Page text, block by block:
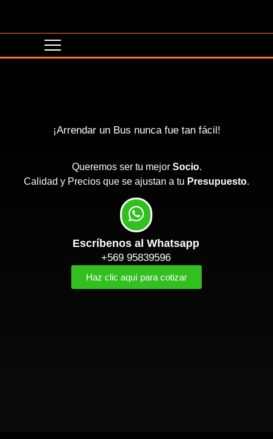
¡Arrendar un Bus nunca fue tan fácil!
Queremos ser tu mejor Socio.
Calidad y Precios que se ajustan a tu Presupuesto.
Escríbenos al Whatsapp
+569 95839596
Haz clic aquí para cotizar